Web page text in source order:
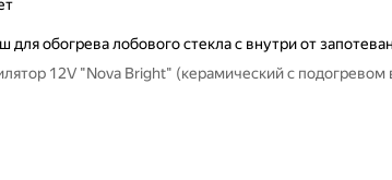
для обогрева лобового стекла с внутри от
12V "Nova Bright" (керамический c подогревом